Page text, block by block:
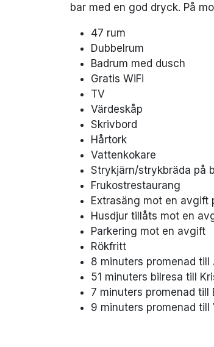
bar med en god dryck. På
47 rum
Dubbelrum
Badrum med dusch
Gratis WiFi
TV
Värdeskåp
Skrivbord
Hårtork
Vattenkokare
Strykjärn/strykbräda på
Frukostrestaurang
Extrasäng mot en avgift
Husdjur tillåts mot en
Parkering mot en avgift
Rökfritt
8 minuters promenad till
51 minuters bilresa till
7 minuters promenad till
9 minuters promenad